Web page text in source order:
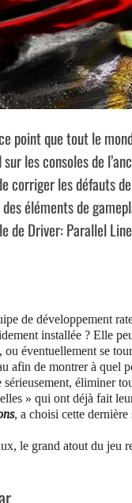
point que tout le
les consoles de
corriger les défauts
éléments de
de Driver: Parallel
de développement
installée ? Elle
ou éventuellement se
afin de montrer à quel
éliminer
» qui ont déjà fait
, a choisi cette